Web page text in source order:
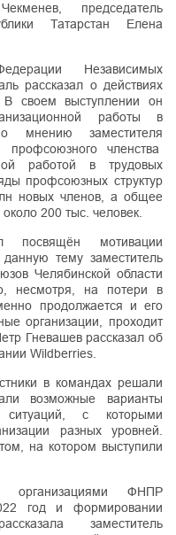
председатель
Татарстан Елена
Независимых
рассказал о действиях
своем выступлении он
работы в
мнению заместителя
членства
работой в трудовых
профсоюзных структур
новых членов, а общее
200 тыс. человек.
мотивации
тему заместитель
Челябинской области
несмотря, на потери в
продолжается и его
организации, проходит
Гневашев рассказал об
Wildberries.
в командах решали
возможные варианты
ситуаций, с которыми
разных уровней.
на котором выступили
организациями ФНПР
год и формировании
заместитель